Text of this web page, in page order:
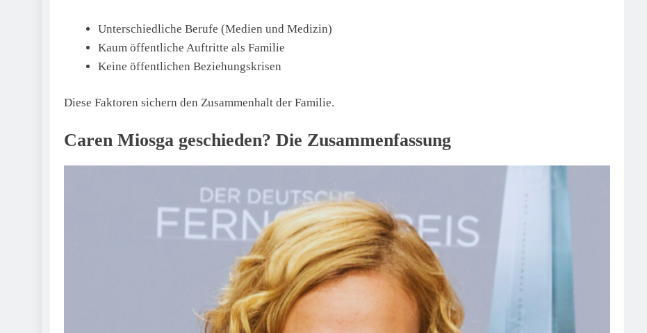
Unterschiedliche Berufe (Medien und Medizin)
Kaum öffentliche Auftritte als Familie
Keine öffentlichen Beziehungskrisen
Diese Faktoren sichern den Zusammenhalt der Familie.
Caren Miosga geschieden? Die Zusammenfassung